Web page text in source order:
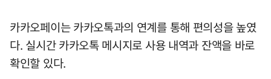
카카오페이는 카카오톡과의 연계를 통해 편의성을 높였
다. 실시간 카카오톡 메시지로 사용 내역과 잔액을 바로
확인할 있다.